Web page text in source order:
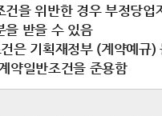
건을 위반한 경우 부정당업
을 받을 수 있음
은 기획재정부 (계약예규)
약일반조건을 준용함